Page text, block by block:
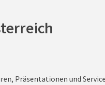
Präsentationen und